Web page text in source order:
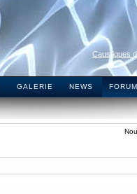
Caustiques
GALERIE NEWS FORUM